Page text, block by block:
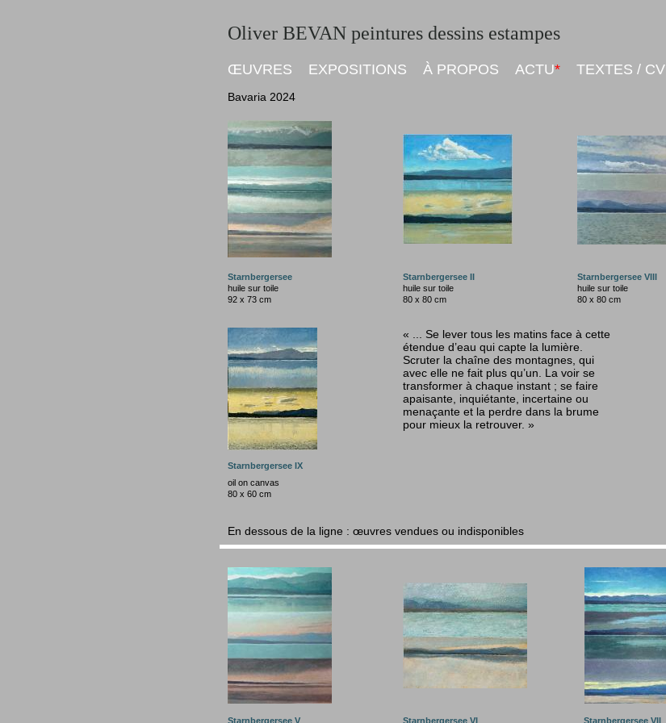
Bavaria 2024
Starnbergersee Starnbergersee II Starnbergersee VIII
huile sur toile
92 x 73 cm
huile sur toile
80 x 80 cm
huile sur toile
80 x 80 cm
Starnbergersee IX
oil on canvas
80 x 60 cm
Starnbergersee V Starnbergersee VI Starnbergersee VII
« ... Se lever tous les matins face à cette
étendue d’eau qui capte la lumière.
Scruter la chaîne des montagnes, qui
avec elle ne fait plus qu’un. La voir se
transformer à chaque instant ; se faire
apaisante, inquiétante, incertaine ou
menaçante et la perdre dans la brume
pour mieux la retrouver. »
En dessous de la ligne : œuvres vendues ou indisponibles
Oliver BEVAN peintures dessins estampes
ŒUVRES EXPOSITIONS À PROPOS ACTU* TEXTES / CV